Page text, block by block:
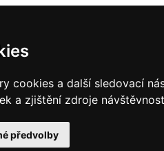
cookies a další sledovací
a zjištění zdroje
předvolby